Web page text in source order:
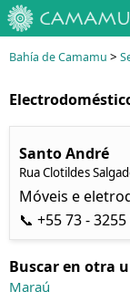
Bahía de Camamu >
Santo André
Rua Clotildes
Móveis e
📞 +55 73 -
Buscar en otra
Maraú